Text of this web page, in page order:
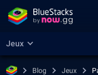
Jeux
Blog Jeux